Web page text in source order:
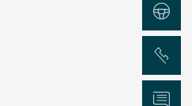
Test Drive
Chiama
Informazioni